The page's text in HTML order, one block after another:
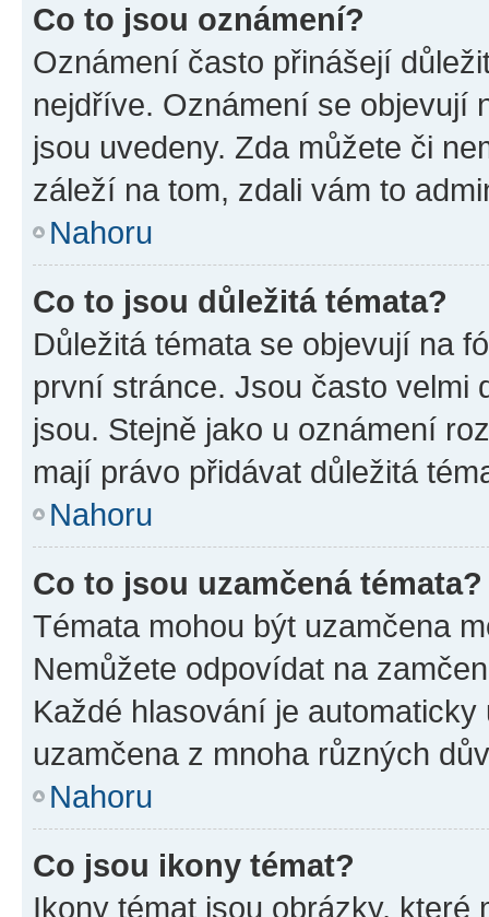
Co to jsou oznámení?
Oznámení často přinášejí
nejdříve. Oznámení se objevují
jsou uvedeny. Zda můžete či
záleží na tom, zdali vám to
Nahoru
Co to jsou důležitá témata?
Důležitá témata se objevují na
první stránce. Jsou často velmi
jsou. Stejně jako u oznámení
mají právo přidávat důležitá
Nahoru
Co to jsou uzamčená témata?
Témata mohou být uzamčena
Nemůžete odpovídat na
Každé hlasování je
uzamčena z mnoha různých
Nahoru
Co jsou ikony témat?
Ikony témat jsou obrázky,